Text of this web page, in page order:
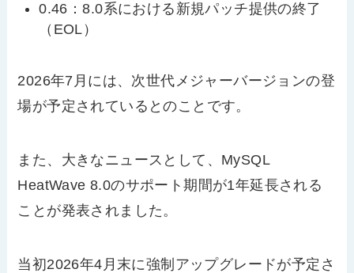
0.46 ：8.0系における新規パッチ提供の終了
（ EOL ）
2026年7 月には、次世代メジャーバージョンの登
場が予定されているとのことです。
また、大きなニュースとして、 MySQL
HeatWave 8.0のサポート期間が1年延長される
ことが発表されました。
当初2026年4 月末に強制アップグレードが予定さ